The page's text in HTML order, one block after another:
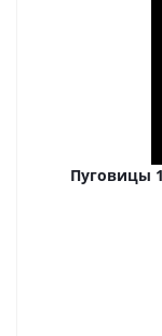
Пуговицы